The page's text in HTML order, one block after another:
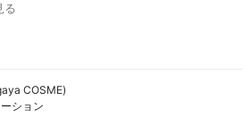
る
COSME)
ション